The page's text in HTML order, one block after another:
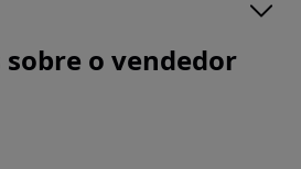
o vendedor